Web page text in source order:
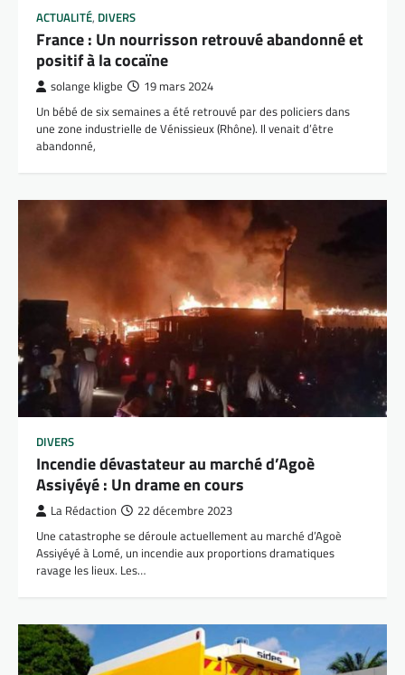
ACTUALITÉ, DIVERS
France : Un nourrisson retrouvé abandonné et
positif à la cocaïne
solange kligbe 19 mars 2024
Un bébé de six semaines a été retrouvé par des policiers dans
une zone industrielle de Vénissieux (Rhône). Il venait d’être
abandonné,
DIVERS
Incendie dévastateur au marché d’Agoè
Assiyéyé : Un drame en cours
La Rédaction 22 décembre 2023
Une catastrophe se déroule actuellement au marché d’Agoè
Assiyéyé à Lomé, un incendie aux proportions dramatiques
ravage les lieux. Les…